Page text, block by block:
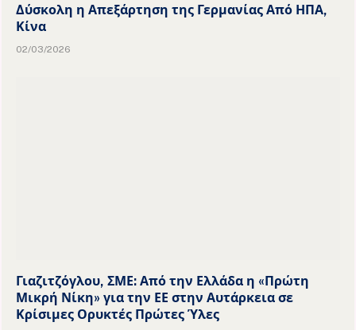
Δύσκολη η Απεξάρτηση της Γερμανίας Από ΗΠΑ,
Κίνα
02/03/2026
Γιαζιτζόγλου, ΣΜΕ: Από την Ελλάδα η «Πρώτη
Μικρή Νίκη» για την ΕΕ στην Αυτάρκεια σε
Κρίσιμες Ορυκτές Πρώτες Ύλες